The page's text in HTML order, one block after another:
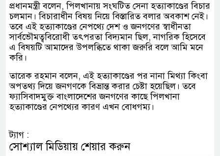
প্রধানমন্ত্রী বলেন, পিলখানায় সংঘটিত সেনা হত্যাকাণ্ডের বিচার
চলমান। বিচারাধীন বিষয় নিয়ে বিস্তারিত বলার অবকাশ নেই।
তবে এই হত্যাকাণ্ডের নেপথ্যে দেশ ও জনগণের স্বাধীনতা
সার্বভৌমত্ববিরোধী তৎপরতা বিদ্যমান ছিল, নাগরিক হিসেবে
এ বিষয়টি আমাদের উপলব্ধিতে থাকা জরুরি বলে আমি মনে
করি।
তারেক রহমান বলেন, এই হত্যাকাণ্ডের পর নানা মিথ্যা কিংবা
অপতথ্য দিয়ে জনগণকে বিভ্রান্ত করার চেষ্টা হয়েছিল। তবে
ফ্যাসিবাদমুক্ত বাংলাদেশের জনগণের কাছে পিলখানা
হত্যাকাণ্ডের নেপথ্যের কারণ এখন বোধগম্য।
ট্যাগ :
সোশ্যাল মিডিয়ায় শেয়ার করুন